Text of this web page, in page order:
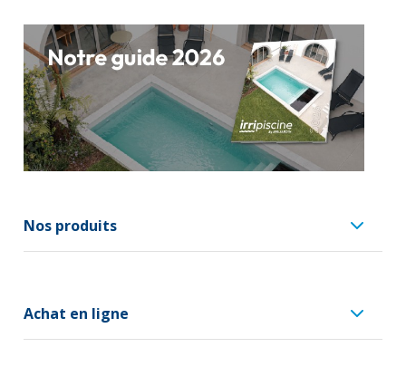
Nos produits
Achat en ligne